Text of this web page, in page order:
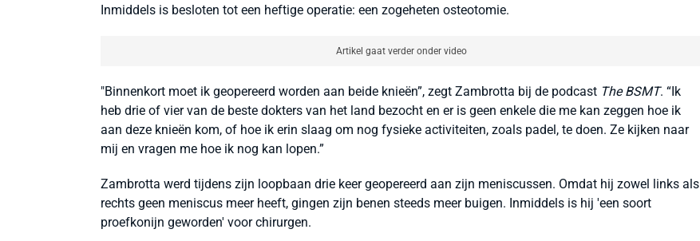
Inmiddels is besloten tot een heftige operatie: een zogeheten osteotomie.
Artikel gaat verder onder video
"Binnenkort moet ik geopereerd worden aan beide knieën”, zegt Zambrotta bij de podcast The BSMT. “Ik
heb drie of vier van de beste dokters van het land bezocht en er is geen enkele die me kan zeggen hoe ik
aan deze knieën kom, of hoe ik erin slaag om nog fysieke activiteiten, zoals padel, te doen. Ze kijken naar
mij en vragen me hoe ik nog kan lopen.”
Zambrotta werd tijdens zijn loopbaan drie keer geopereerd aan zijn meniscussen. Omdat hij zowel links als
rechts geen meniscus meer heeft, gingen zijn benen steeds meer buigen. Inmiddels is hij 'een soort
proefkonijn geworden' voor chirurgen.